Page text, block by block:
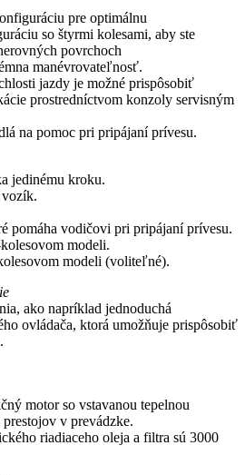
pre optimálnu
so štyrmi kolesami, aby ste
povrchoch
manévrovateľnosť.
jazdy je možné prispôsobiť
prostredníctvom konzoly servisným
na pomoc pri pripájaní prívesu.
jedinému kroku.
pomáha vodičovi pri pripájaní prívesu.
modeli.
modeli (voliteľné).
ako napríklad jednoduchá
ovládača, ktorá umožňuje prispôsobiť
motor so vstavanou tepelnou
v prevádzke.
riadiaceho oleja a filtra sú 3000